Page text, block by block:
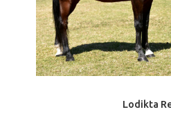
Lodikta